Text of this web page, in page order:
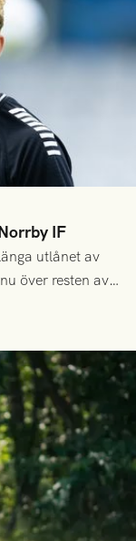
IF
utlånet av
över resten av